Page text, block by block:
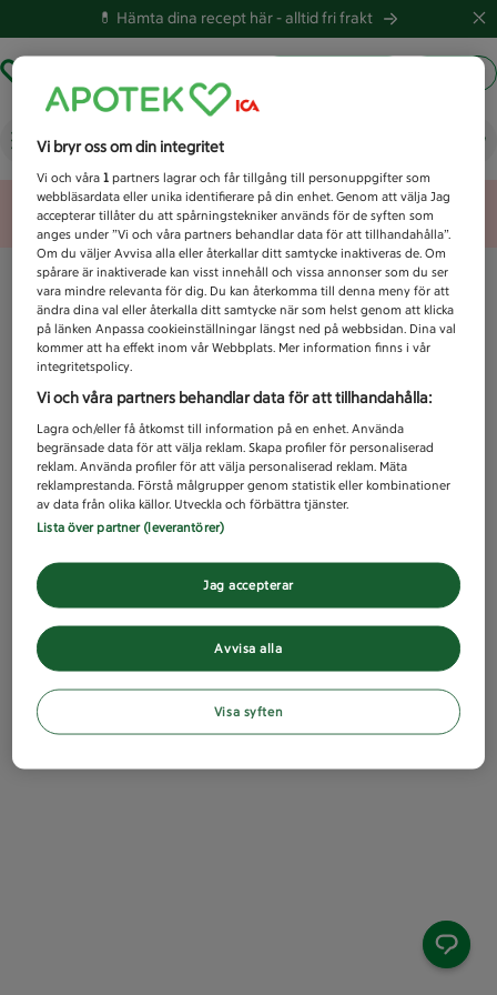
💊 Hämta dina recept här -alltid fri frakt
Vad letar du efter idag?
Unknown error
Vi bryr oss om din integritet
Vi och våra1 partners lagrar och får tillgång till personuppgifter som
webbläsardata eller unika identifierare på din enhet. Genom att välja Jag
accepterar tillåter du att spårningstekniker används för de syften som
anges under ”Vi och våra partners behandlar data för att tillhandahålla”.
Om du väljer Avvisa alla eller återkallar ditt samtycke inaktiveras de. Om
spårare är inaktiverade kan visst innehåll och vissa annonser som du ser
vara mindre relevanta för dig. Du kan återkomma till denna meny för att
ändra dina val eller återkalla ditt samtycke när som helst genom att klicka
på länken Anpassa cookieinställningar längst ned på webbsidan. Dina val
kommer att ha effekt inom vår Webbplats. Mer information finns i vår
integritetspolicy.
Vi och våra partners behandlar data för att tillhandahålla:
Lagra och/eller få åtkomst till information på en enhet. Använda
begränsade data för att välja reklam. Skapa profiler för personaliserad
reklam. Använda profiler för att välja personaliserad reklam. Mäta
reklamprestanda. Förstå målgrupper genom statistik eller kombinationer
av data från olika källor. Utveckla och förbättra tjänster.
Lista över partner (leverantörer)
Avvisa alla
Jag accepterar
Visa syften